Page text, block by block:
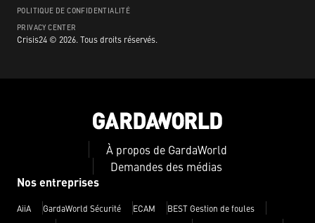
Crisis24 © 2026.Tous droits réservés.
PRIVACY CENTER
POLITIQUE DE CONFIDENTIALITÉ
À propos de GardaWorld
Demandes des médias
Nos entreprises
AiiA GardaWorld Sécurité ECAM
BEST Gestion de foules